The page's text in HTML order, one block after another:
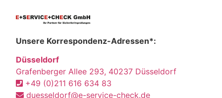
Unsere Korrespondenz-Adressen*:
Düsseldorf
Grafenberger Allee 293, 40237 Düsseldorf
+49 (0)211 616 634 83
duesseldorf@e-service-check.de